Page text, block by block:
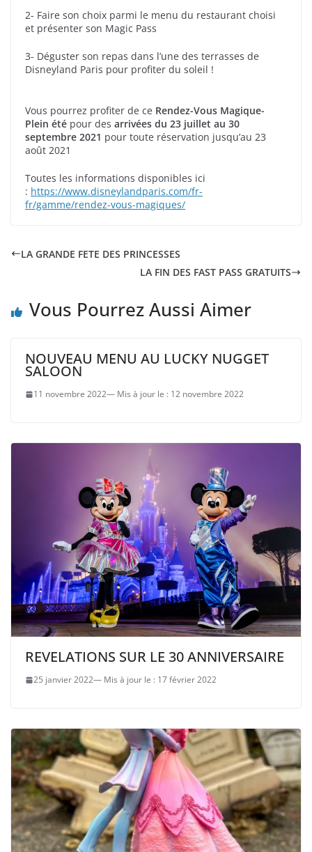
2- Faire son choix parmi le menu du restaurant choisi
et présenter son Magic Pass
3- Déguster son repas dans l’une des terrasses de
Disneyland Paris pour profiter du soleil !
Vous pourrez profiter de ce Rendez-Vous Magique-
Plein été pour des arrivées du 23 juillet au 30
septembre 2021 pour toute réservation jusqu’au 23
août 2021
Toutes les informations disponibles ici
: https://www.disneylandparis.com/fr-
fr/gamme/rendez-vous-magiques/
LA GRANDE FETE DES PRINCESSES
LA FIN DES FAST PASS GRATUITS
Vous Pourrez Aussi Aimer
NOUVEAU MENU AU LUCKY NUGGET
SALOON
11 novembre 2022 12 novembre 2022
REVELATIONS SUR LE 30 ANNIVERSAIRE
25 janvier 2022 17 février 2022